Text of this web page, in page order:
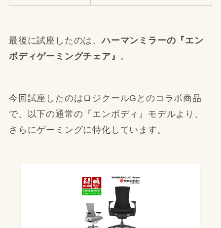
最後に試座したのは、ハーマンミラーの『エン
ボディゲーミングチェア』
。
今回試座したのはロジクールGとのコラボ商品
で、以下の通常の『エンボディ』モデルより、
さらにゲーミングに特化しています。